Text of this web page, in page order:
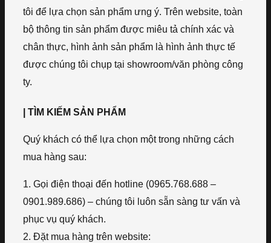
tôi để lựa chọn sản phẩm ưng ý. Trên website, toàn
bộ thông tin sản phẩm được miêu tả chính xác và
chân thực, hình ảnh sản phẩm là hình ảnh thực tế
được chúng tôi chụp tại showroom/văn phòng công
ty.
| TÌM KIẾM SẢN PHẨM
Quý khách có thể lựa chọn một trong những cách
mua hàng sau:
1. Gọi điện thoại đến hotline (0965.768.688 –
0901.989.686) – chúng tôi luôn sẵn sàng tư vấn và
phục vụ quý khách.
2. Đặt mua hàng trên website: